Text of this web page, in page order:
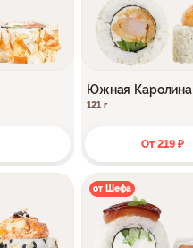
Южная Каролина
121 г
От 219 ₽
от Шефа